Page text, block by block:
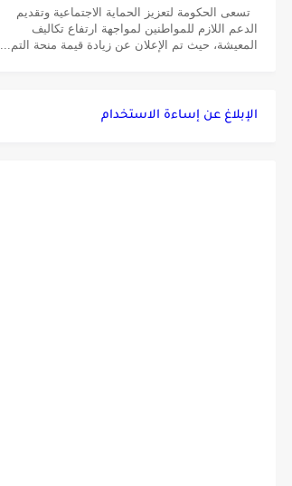
تسعى الحكومة لتعزيز الحماية الاجتماعية وتقديم
الدعم اللازم للمواطنين لمواجهة ارتفاع تكاليف
المعيشة، حيث تم الإعلان عن زيادة قيمة منحة التم...
الإبلاغ عن إساءة الاستخدام